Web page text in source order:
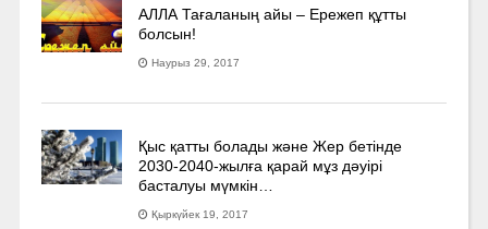
АЛЛА Тағаланың айы – Ережеп құтты
болсын!
Наурыз 29, 2017
Қыс қатты болады және Жер бетінде
2030-2040­-жылға қарай мұз дәуірі
басталуы мүмкін…
Қыркүйек 19, 2017